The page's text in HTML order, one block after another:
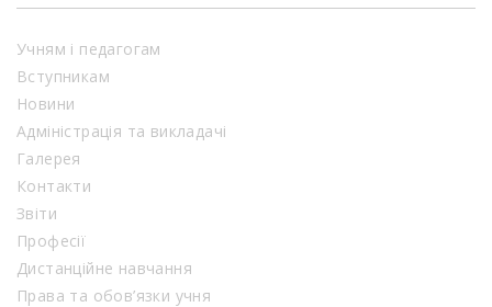
Учням і педагогам
Вступникам
Новини
Адміністрація та викладачі
Галерея
Контакти
Звіти
Професії
Дистанційне навчання
Права та обов’язки учня